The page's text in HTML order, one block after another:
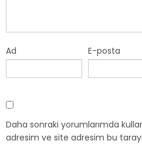
Ad E-posta
Daha sonraki yorumlarımda
adresim ve site adresim bu